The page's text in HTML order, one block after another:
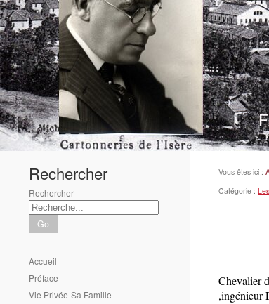
3 4 5 6
Rechercher
Rechercher
Go
Accueil
Préface
Vie Privée-Sa Famille
Vous êtes ici :
Catégorie :
Chevalier
,ingénieur